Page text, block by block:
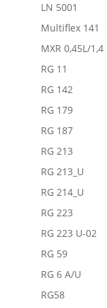
LN 5001
Multiflex 141
MXR 0,45L/1,4
RG 11
RG 142
RG 179
RG 187
RG 213
RG 213_U
RG 214_U
RG 223
RG 223 U-02
RG 59
RG 6 A/U
RG58